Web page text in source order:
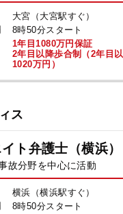
大宮（大宮駅すぐ）
8時50分スタート
1年目1080万円保証
2年目以降歩合制（2年目
1020万円）
ス
ト弁護士（横浜）
故分野を中心に活動
横浜（横浜駅すぐ）
8時50分スタート